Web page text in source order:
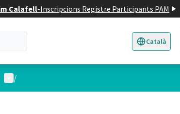
Calafell-Inscripcions Registre Participants PAM
Català
Triar la llengua
Menú d'usuari
/